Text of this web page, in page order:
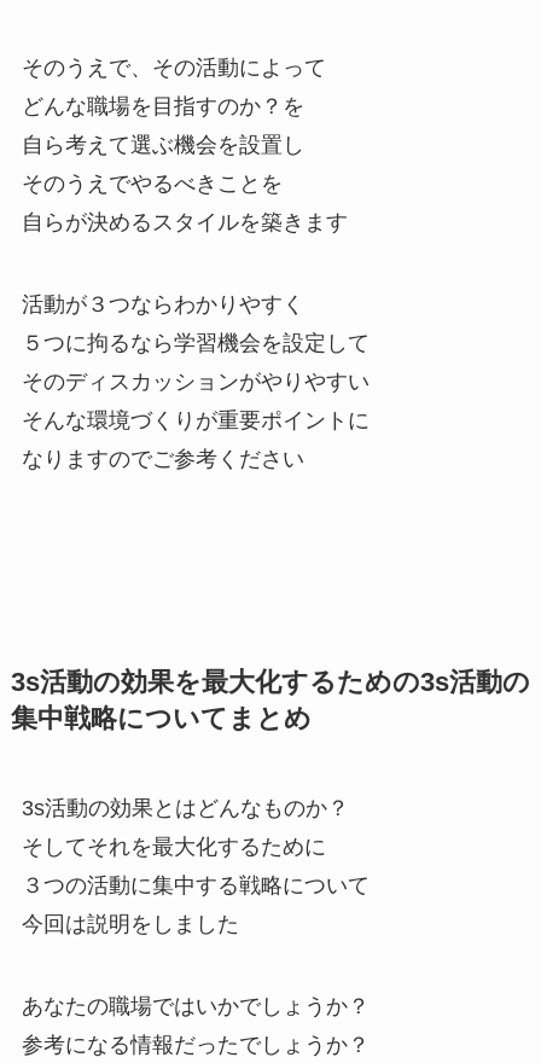
そのうえで、その活動によって
どんな職場を目指すのか？を
自ら考えて選ぶ機会を設置し
そのうえでやるべきことを
自らが決めるスタイルを築きます
活動が３つならわかりやすく
５つに拘るなら学習機会を設定して
そのディスカッションがやりやすい
そんな環境づくりが重要ポイントに
なりますのでご参考ください
3s活動の効果を最大化するための3s活動の
集中戦略についてまとめ
3s活動の効果とはどんなものか？
そしてそれを最大化するために
３つの活動に集中する戦略について
今回は説明をしました
あなたの職場ではいかでしょうか？
参考になる情報だったでしょうか？